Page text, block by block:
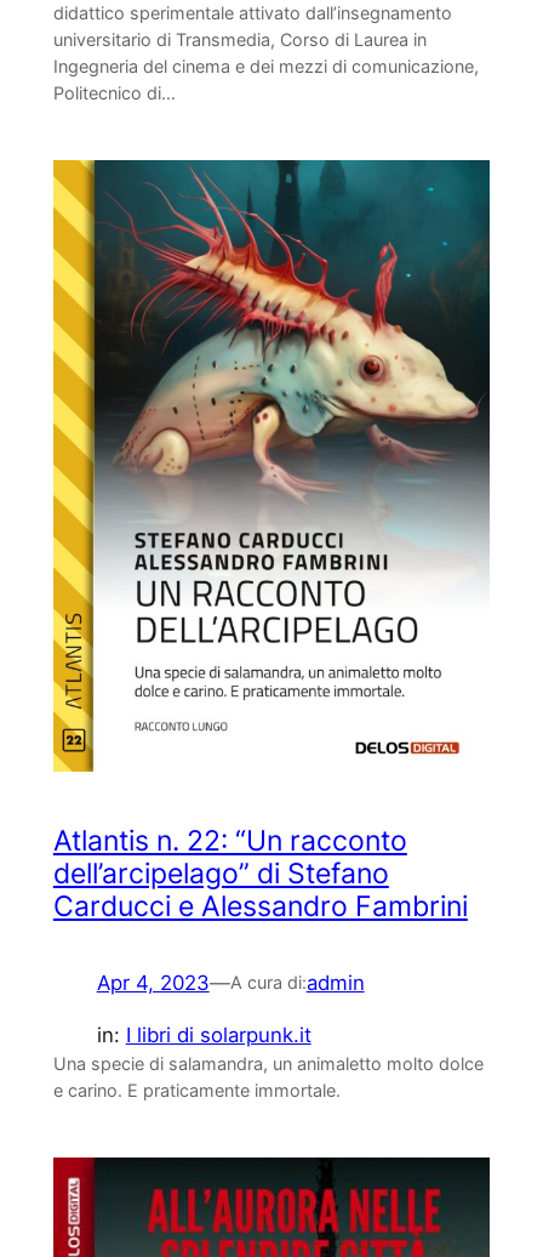
didattico sperimentale attivato dall’insegnamento
universitario di Transmedia, Corso di Laurea in
Ingegneria del cinema e dei mezzi di comunicazione,
Politecnico di…
Atlantis n. 22: “Un racconto
dell’arcipelago” di Stefano
Carducci e Alessandro Fambrini
Apr 4, 2023—A cura di:admin
in: I libri di solarpunk.it
Una specie di salamandra, un animaletto molto dolce
e carino. E praticamente immortale.